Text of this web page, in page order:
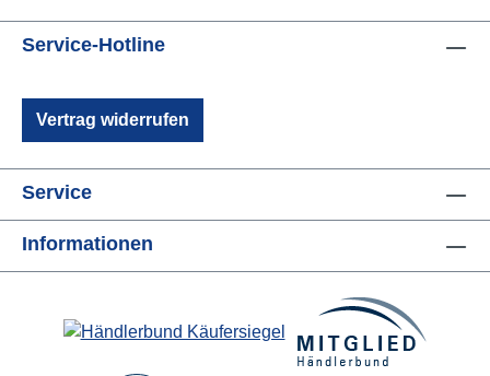
Service-Hotline
Vertrag widerrufen
Service
Informationen